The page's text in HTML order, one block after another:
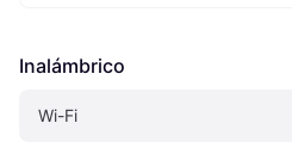
Inalámbrico
Wi-Fi